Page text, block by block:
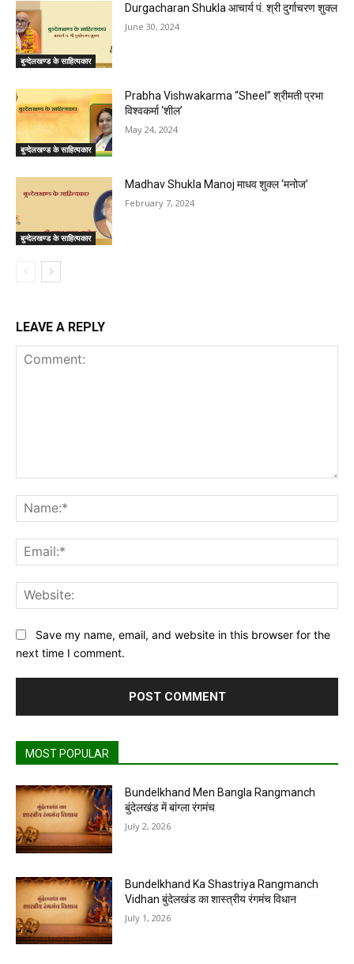
बुन्देलखण्ड के साहित्यकार
Durgacharan Shukla आचार्य पं. श्री दुर्गाचरण शुक्ल
June 30, 2024
बुन्देलखण्ड के साहित्यकार
Prabha Vishwakarma “Sheel” श्रीमती प्रभा
विश्वकर्मा ‘शील’
May 24, 2024
बुन्देलखण्ड के साहित्यकार
Madhav Shukla Manoj माधव शुक्ल ‘मनोज’
February 7, 2024
LEAVE A REPLY
Save my name, email, and website in this browser for the
next time I comment.
MOST POPULAR
Bundelkhand Men Bangla Rangmanch
बुंदेलखंड में बांग्ला रंगमंच
July 2, 2026
Bundelkhand Ka Shastriya Rangmanch
Vidhan बुंदेलखंड का शास्त्रीय रंगमंच विधान
July 1, 2026